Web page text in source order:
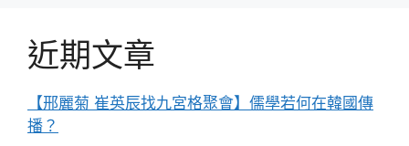
近期文章
【邢麗菊 崔英辰找九宮格聚會】儒學若何在韓國傳
播？